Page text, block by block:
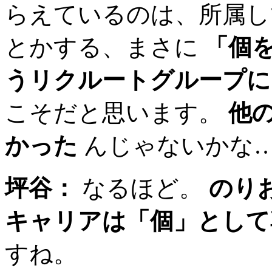
らえているのは、所属
とかする、まさに
「個
うリクルートグループ
こそだと思います。他
かった んじゃないか
坪谷：
なるほど。 のり
キャリアは「個」とし
すね。